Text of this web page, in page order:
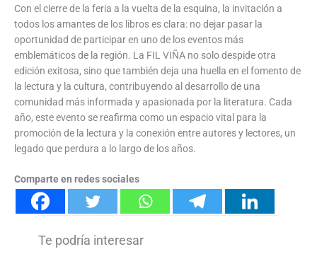
Con el cierre de la feria a la vuelta de la esquina, la invitación a
todos los amantes de los libros es clara: no dejar pasar la
oportunidad de participar en uno de los eventos más
emblemáticos de la región. La FIL VIÑA no solo despide otra
edición exitosa, sino que también deja una huella en el fomento de
la lectura y la cultura, contribuyendo al desarrollo de una
comunidad más informada y apasionada por la literatura. Cada
año, este evento se reafirma como un espacio vital para la
promoción de la lectura y la conexión entre autores y lectores, un
legado que perdura a lo largo de los años.
Comparte en redes sociales